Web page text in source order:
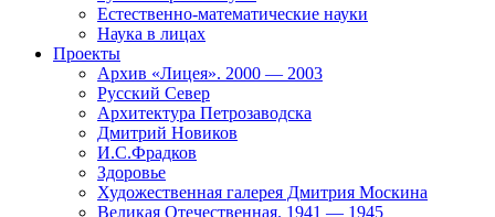
Естественно-математические науки
Наука в лицах
Проекты
Архив «Лицея». 2000 — 2003
Русский Север
Архитектура Петрозаводска
Дмитрий Новиков
И.С.Фрадков
Здоровье
Художественная галерея Дмитрия Москина
Великая Отечественная. 1941 — 1945